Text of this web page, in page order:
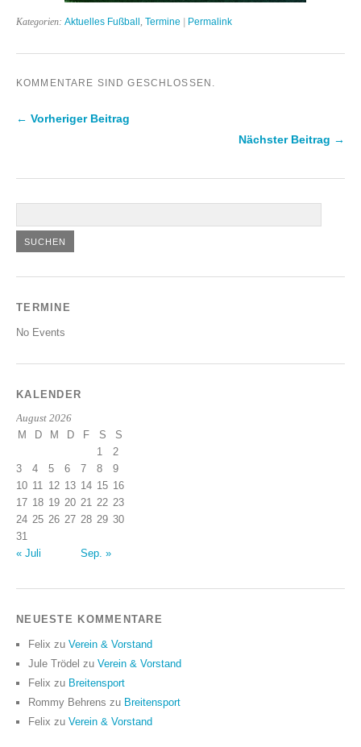
Kategorien: Aktuelles Fußball Termine | Permalink
KOMMENTARE SIND GESCHLOSSEN.
← Vorheriger Beitrag
Nächster Beitrag →
TERMINE
No Events
KALENDER
August 2026
M D M D F S
S
1
2
3
4 5 6 7 8
9
10 11 12 13 14 15 16
17 18 19 20 21 22 23
24 25 26 27 28 29 30
31
« Juli
Sep. »
NEUESTE KOMMENTARE
Felix zu Verein & Vorstand
Jule Trödel zu Verein & Vorstand
Felix zu Breitensport
Rommy Behrens zu Breitensport
Felix zu Verein & Vorstand